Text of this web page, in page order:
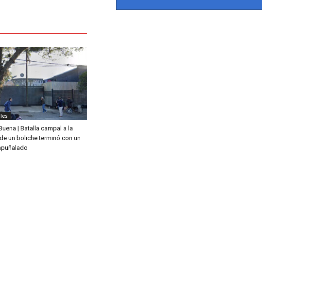
| Batalla campal a la
un boliche terminó con un